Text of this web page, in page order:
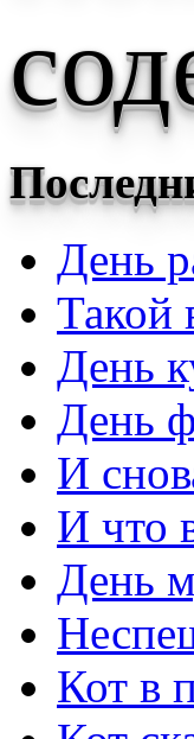
День
Такой
День
День
И
И что
День
Кот в